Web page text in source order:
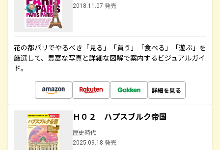
2018.11.07 発売
花の都パリでやるべき「見る」「買う」「食べる」「遊ぶ」を
厳選して、豊富な写真と詳細な図解で案内するビジュアルガイ
ド。
詳細を見る
Ｈ０２ ハプスブルク帝国
歴史時代
2025.09.18 発売